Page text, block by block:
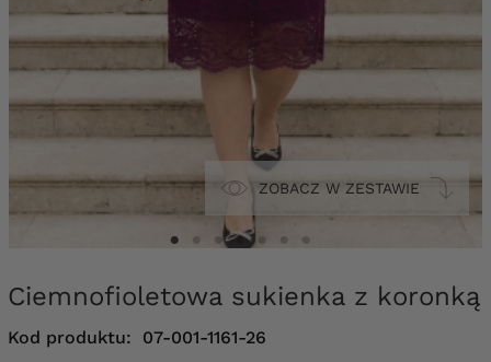
ZOBACZ W ZESTAWIE
Ciemnofioletowa sukienka z koronką
Kod produktu: 07-001-1161-26